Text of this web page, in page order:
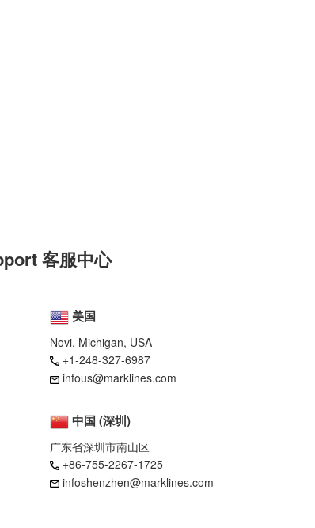
客服中心
美国
Novi, Michigan, USA
+1-248-327-6987
infous@marklines.com
中国 (深圳)
广东省深圳市南山区
+86-755-2267-1725
infoshenzhen@marklines.com